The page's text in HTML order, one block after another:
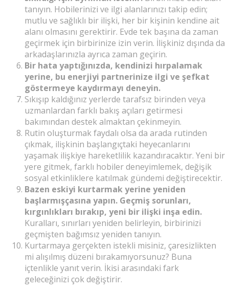
tanıyın. Hobilerinizi ve ilgi alanlarınızı takip edin;
mutlu ve sağlıklı bir ilişki, her bir kişinin kendine ait
alanı olmasını gerektirir. Evde tek başına da zaman
geçirmek için birbirinize izin verin. İlişkiniz dışında da
arkadaşlarınızla ayrıca zaman geçirin.
Bir hata yaptığınızda, kendinizi hırpalamak
yerine, bu enerjiyi partnerinize ilgi ve şefkat
göstermeye kaydırmayı deneyin.
Sıkışıp kaldığınız yerlerde tarafsız birinden veya
uzmanlardan farklı bakış açıları getirmesi
bakımından destek almaktan çekinmeyin.
Rutin oluşturmak faydalı olsa da arada rutinden
çıkmak, ilişkinin başlangıçtaki heyecanlarını
yaşamak ilişkiye hareketlilik kazandıracaktır. Yeni bir
yere gitmek, farklı hobiler deneyimlemek, değişik
sosyal etkinliklere katılmak gündemi değiştirecektir.
Bazen eskiyi kurtarmak yerine yeniden
başlarmışçasına yapın. Geçmiş sorunları,
kırgınlıkları bırakıp, yeni bir ilişki inşa edin.
Kuralları, sınırları yeniden belirleyin, birbirinizi
geçmişten bağımsız yeniden tanıyın.
Kurtarmaya gerçekten istekli misiniz, çaresizlikten
mi alışılmış düzeni bırakamıyorsunuz? Buna
içtenlikle yanıt verin. İkisi arasındaki fark
geleceğinizi çok değiştirir.